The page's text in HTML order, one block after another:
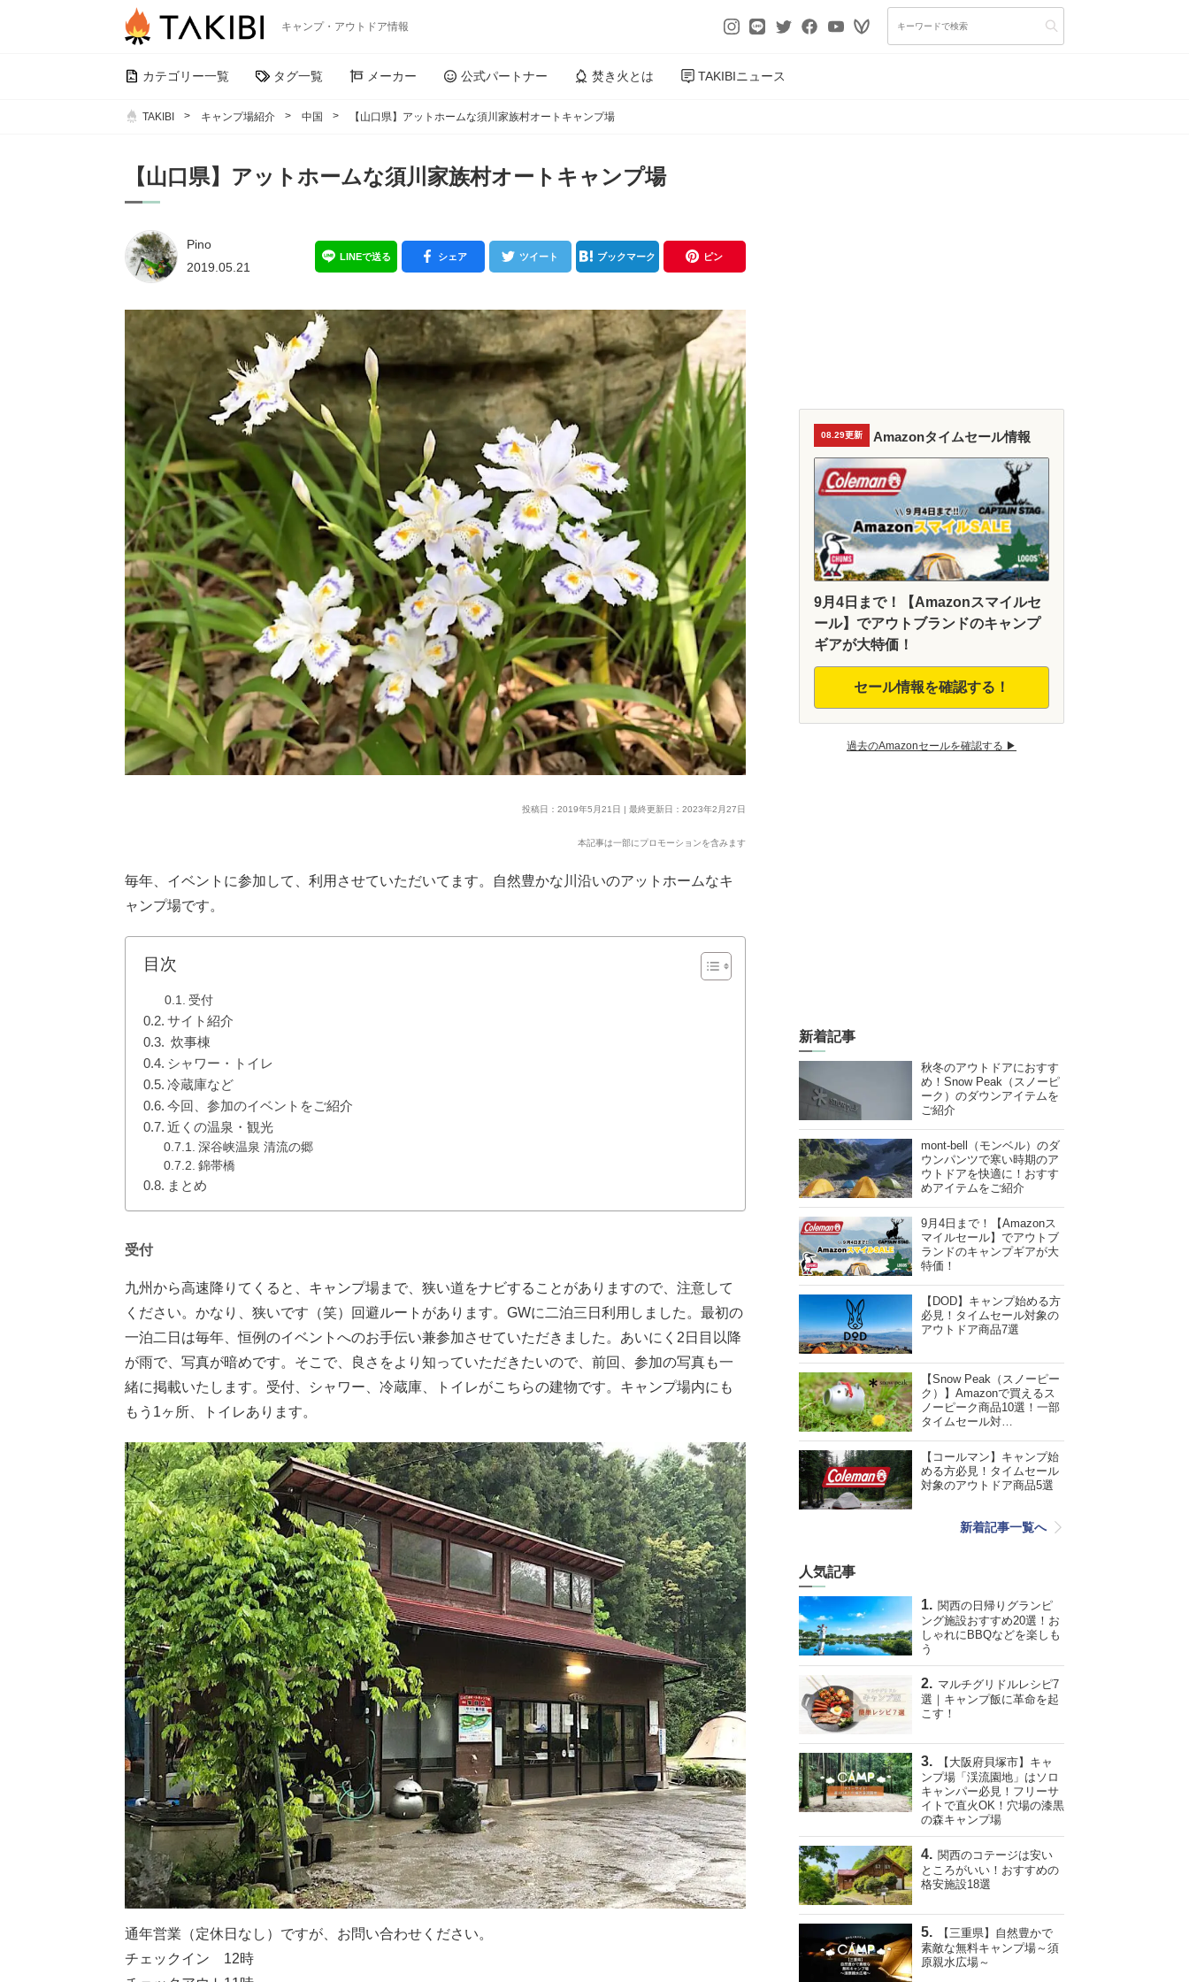
キャンプ・アウトドア情報
カテゴリー一覧 タグ一覧 メーカー 公式パートナー 焚き火とは TAKIBIニュース
TAKIBI キャンプ場紹介 中国 【山口県】アットホームな須川家族村オートキャンプ場
【山口県】アットホームな須川家族村オートキャンプ場
Pino
2019.05.21
LINEで送る シェア ツイート ブックマーク ピン
投稿日：2019年5月21日 | 最終更新日：2023年2月27日
本記事は一部にプロモーションを含みます
毎年、イベントに参加して、利用させていただいてます。自然豊かな川沿いのアットホームなキ
ャンプ場です。
目次
受付
サイト紹介
炊事棟
シャワー・トイレ
冷蔵庫など
今回、参加のイベントをご紹介
近くの温泉・観光
深谷峡温泉 清流の郷
錦帯橋
まとめ
受付
九州から高速降りてくると、キャンプ場まで、狭い道をナビすることがありますので、注意して
ください。かなり、狭いです（笑）回避ルートがあります。 GWに二泊三日利用しました。最初の
一泊二日は毎年、恒例のイベントへのお手伝い兼参加させていただきました。あいにく2日目以降
が雨で、写真が暗めです。そこで、良さをより知っていただきたいので、前回、参加の写真も一
緒に掲載いたします。 受付、シャワー、冷蔵庫、トイレがこちらの建物です。キャンプ場内にも
もう1ヶ所、トイレあります。
通年営業（定休日なし）ですが、お問い合わせください。
チェックイン 12時
08.29更新 Amazonタイムセール情報
9月4日まで！【Amazonスマイルセ
ール】でアウトブランドのキャンプ
ギアが大特価！
セール情報を確認する！
過去のAmazonセールを確認する ▶︎
新着記事
秋冬のアウトドアにおすす
め！Snow Peak（スノーピ
ーク）のダウンアイテムを
ご紹介
mont-bell（モンベル）のダ
ウンパンツで寒い時期のア
ウトドアを快適に！おすす
めアイテムをご紹介
9月4日まで！【Amazonス
マイルセール】でアウトブ
ランドのキャンプギアが大
特価！
【DOD】キャンプ始める方
必見！タイムセール対象の
アウトドア商品7選
【Snow Peak（スノーピー
ク）】Amazonで買えるス
ノーピーク商品10選！一部
タイムセール対…
【コールマン】キャンプ始
める方必見！タイムセール
対象のアウトドア商品5選
新着記事一覧へ
人気記事
関西の日帰りグランピ
ング施設おすすめ20選！お
しゃれにBBQなどを楽しも
う
マルチグリドルレシピ7
選｜キャンプ飯に革命を起
こす！
【大阪府貝塚市】キャ
ンプ場「渓流園地」はソロ
キャンパー必見！フリーサ
イトで直火OK！穴場の漆黒
の森キャンプ場
関西のコテージは安い
ところがいい！おすすめの
格安施設18選
【三重県】自然豊かで
素敵な無料キャンプ場～須
原親水広場～